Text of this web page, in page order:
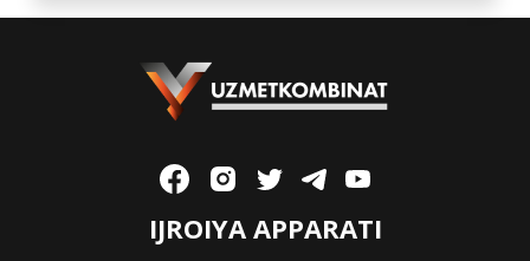
IJROIYA APPARATI